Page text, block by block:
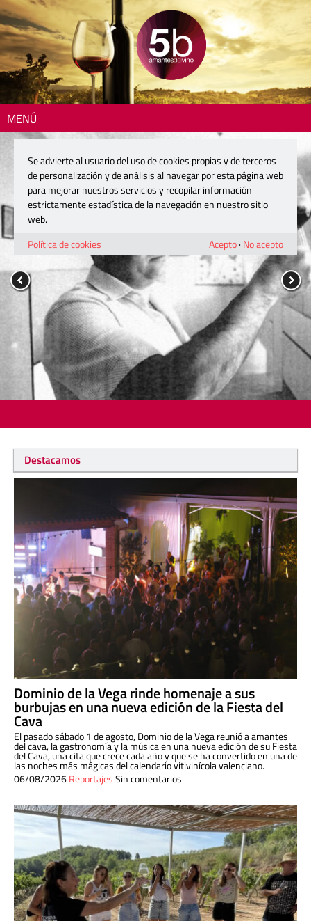
MENÚ
Destacamos
Dominio de la Vega rinde homenaje a sus
burbujas en una nueva edición de la Fiesta del
Cava
El pasado sábado 1 de agosto, Dominio de la Vega reunió a amantes
del cava, la gastronomía y la música en una nueva edición de su Fiesta
del Cava, una cita que crece cada año y que se ha convertido en una de
las noches más mágicas del calendario vitivinícola valenciano.
06/08/2026ReportajesSin comentarios
Se advierte al usuario del uso de cookies propias y de terceros
de personalización y de análisis al navegar por esta página web
para mejorar nuestros servicios y recopilar información
estrictamente estadística de la navegación en nuestro sitio
web.
Política de cookies
Acepto· No acepto